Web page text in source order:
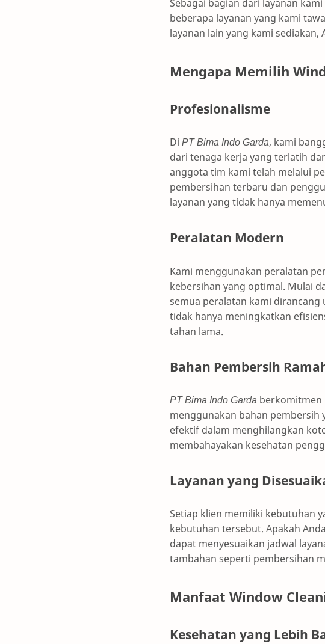
Sebagai bagian dari layanan
beberapa layanan yang kami
layanan lain yang kami
Mengapa Memilih
Profesionalisme
Di PT Bima Indo Garda, kami
dari tenaga kerja yang terlatih
anggota tim kami telah melalui
pembersihan terbaru dan
layanan yang tidak hanya
Peralatan Modern
Kami menggunakan peralatan
kebersihan yang optimal. Mulai
semua peralatan kami
tidak hanya meningkatkan
tahan lama.
Bahan Pembersih
PT Bima Indo Garda berkomitmen
menggunakan bahan pembersih
efektif dalam menghilangkan
membahayakan kesehatan
Layanan yang
Setiap klien memiliki kebutuhan
kebutuhan tersebut. Apakah
dapat menyesuaikan jadwal
tambahan seperti pembersihan
Manfaat Window
Kesehatan yang Lebih